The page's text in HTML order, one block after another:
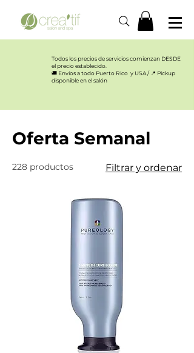
Todos los precios de servicios comienzan DESDE
el precio establecido.​
🚚 Envíos a todo Puerto Rico y USA / 📍 Pickup
disponible en el salón
Oferta Semanal
228 productos Filtrar y ordenar